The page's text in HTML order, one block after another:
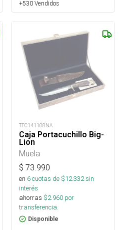
+530 Vendidos
TEC141108NA
Caja Portacuchillo Big-
Lion
Muela
$ 73.990
en 6cuotas de $12.332sin
interés
ahorras $2.960 por
transferencia.
Disponible